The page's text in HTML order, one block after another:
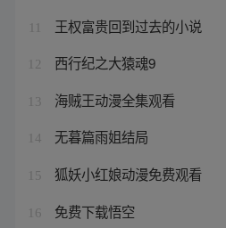
王权富贵回到过去的小说
12 西行纪之大猿魂9
13 海贼王动漫全集观看
14 无暮篇雨姐结局
15 狐妖小红娘动漫免费观看
16 免费下载悟空